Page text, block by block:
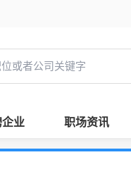
业 职场资讯